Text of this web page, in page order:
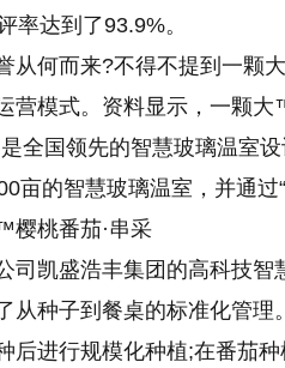
率达到了93.9%。
从何而来?不得不提到一颗
营模式。资料显示，一颗
全国领先的智慧玻璃温室
亩的智慧玻璃温室，并通过
樱桃番茄·串采
司凯盛浩丰集团的高科技
从种子到餐桌的标准化管
后进行规模化种植;在番茄